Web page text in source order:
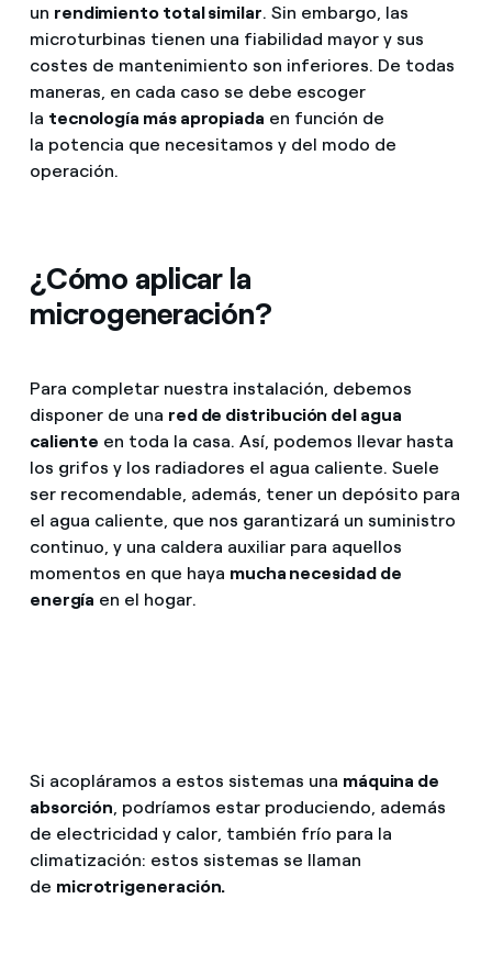
un rendimiento total similar. Sin embargo, las
microturbinas tienen una fiabilidad mayor y sus
costes de mantenimiento son inferiores. De todas
maneras, en cada caso se debe escoger
la tecnología más apropiada en función de
la potencia que necesitamos y del modo de
operación.
¿Cómo aplicar la
microgeneración?
Para completar nuestra instalación, debemos
disponer de una red de distribución del agua
caliente en toda la casa. Así, podemos llevar hasta
los grifos y los radiadores el agua caliente. Suele
ser recomendable, además, tener un depósito para
el agua caliente, que nos garantizará un suministro
continuo, y una caldera auxiliar para aquellos
momentos en que haya mucha necesidad de
energía en el hogar.
Si acopláramos a estos sistemas una máquina de
absorción , podríamos estar produciendo, además
de electricidad y calor, también frío para la
climatización: estos sistemas se llaman
de microtrigeneración.